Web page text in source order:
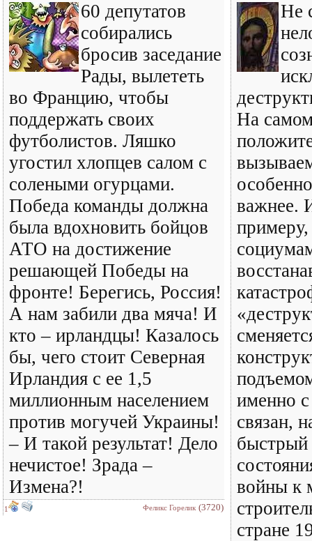
60 депутатов
собирались
бросив заседание
Рады, вылететь
во Францию, чтобы
поддержать своих
футболистов. Ляшко
угостил хлопцев салом с
солеными огурцами.
Победа команды должна
была вдохновить бойцов
АТО на достижение
решающей Победы на
фронте! Берегись, Россия!
А нам забили два мяча! И
кто – ирландцы! Казалось
бы, чего стоит Северная
Ирландия с ее 1,5
миллионным населением
против могучей Украины!
– И такой результат! Дело
нечистое! Зрада –
Измена?!
1 Феликс Горелик (3720)
Не
На
важнее.
именно
связан,
быстрый
войны к
стране